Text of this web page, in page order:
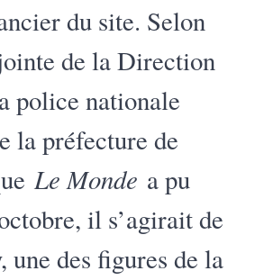
du site. Selon
de la Direction
police nationale
la préfecture de
Le Monde a pu
il s’agirait de
des figures de la